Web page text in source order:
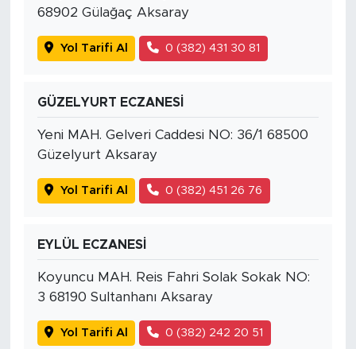
68902 Gülağaç Aksaray
Yol Tarifi Al 0 (382) 431 30 81
GÜZELYURT ECZANESİ
Yeni MAH. Gelveri Caddesi NO: 36/1 68500
Güzelyurt Aksaray
Yol Tarifi Al 0 (382) 451 26 76
EYLÜL ECZANESİ
Koyuncu MAH. Reis Fahri Solak Sokak NO:
3 68190 Sultanhanı Aksaray
Yol Tarifi Al 0 (382) 242 20 51